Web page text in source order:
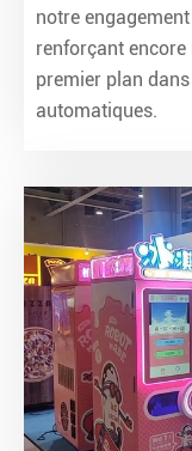
notre
renforçant
premier plan
automatiques.